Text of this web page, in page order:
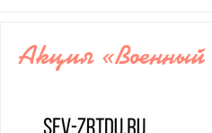
Акция «Военный